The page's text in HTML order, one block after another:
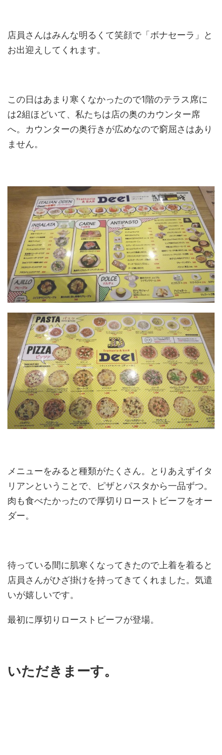
店員さんはみんな明るくて笑顔で「ボナセーラ」と
お出迎えしてくれます。
この日はあまり寒くなかったので1階のテラス席に
は2組ほどいて、私たちは店の奥のカウンター席
へ。カウンターの奥行きが広めなので窮屈さはあり
ません。
メニューをみると種類がたくさん。とりあえずイタ
リアンということで、ピザとパスタから一品ずつ。
肉も食べたかったので厚切りローストビーフをオー
ダー。
待っている間に肌寒くなってきたので上着を着ると
店員さんがひざ掛けを持ってきてくれました。気遣
いが嬉しいです。
最初に厚切りローストビーフが登場。
いただきまーす。